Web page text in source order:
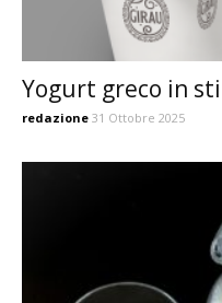
Yogurt greco in
redazione 31 Ottobre 2025